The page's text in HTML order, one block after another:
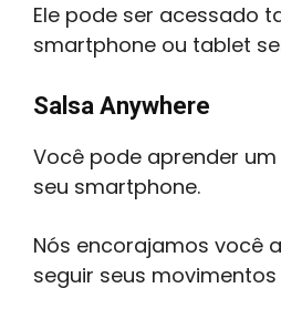
Ele pode ser acessado
smartphone ou tablet
Salsa Anywhere
Você pode aprender
seu smartphone.
Nós encorajamos você
seguir seus